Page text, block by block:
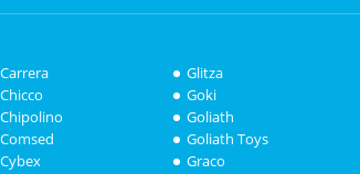
Carrera
Chicco
Chipolino
Comsed
Cybex
Glitza
Goki
Goliath
Goliath Toys
Graco